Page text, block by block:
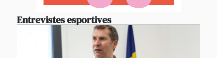
Entrevistes esportives